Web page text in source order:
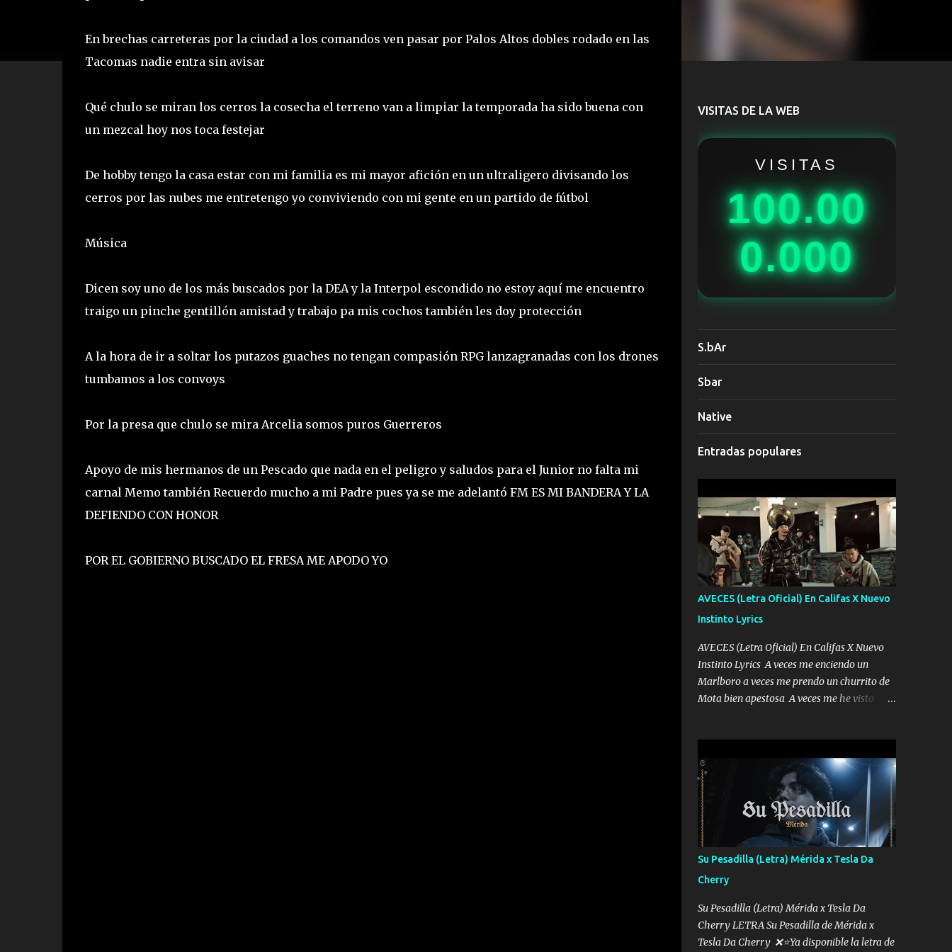
En brechas carreteras por la ciudad a los comandos ven pasar por Palos Altos dobles rodado en las
Tacomas nadie entra sin avisar
Qué chulo se miran los cerros la cosecha el terreno van a limpiar la temporada ha sido buena con
un mezcal hoy nos toca festejar
De hobby tengo la casa estar con mi familia es mi mayor afición en un ultraligero divisando los
cerros por las nubes me entretengo yo conviviendo con mi gente en un partido de fútbol
Música
Dicen soy uno de los más buscados por la DEA y la Interpol escondido no estoy aquí me encuentro
traigo un pinche gentillón amistad y trabajo pa mis cochos también les doy protección
A la hora de ir a soltar los putazos guaches no tengan compasión RPG lanzagranadas con los drones
tumbamos a los convoys
Por la presa que chulo se mira Arcelia somos puros Guerreros
Apoyo de mis hermanos de un Pescado que nada en el peligro y saludos para el Junior no falta mi
carnal Memo también Recuerdo mucho a mi Padre pues ya se me adelantó FM ES MI BANDERA Y LA
DEFIENDO CON HONOR
POR EL GOBIERNO BUSCADO EL FRESA ME APODO YO
VISITAS DE LA WEB
VISITAS
100.00
0.000
S.bAr
Sbar
Native
Entradas populares
AVECES (Letra Oficial) En Califas X Nuevo
Instinto Lyrics
AVECES (Letra Oficial) En Califas X Nuevo
Instinto Lyrics A veces me enciendo un
Marlboro a veces me prendo un churrito de
Mota bien apestosa A veces me he visto
me mandó yo tengo el control a todos yo les
paro el dedo soy hocicon un malcriado un
malandrón Que Les importa no saben nada
falsas las risas las que me miran hay gente
corriente no quieren verte subir de level
trucha mis plebes Música A veces me pongo
un sombrero a veces me ven la cachucha de
lado con la mirada siempre en alto A veces
me fajó una super o a veces me fajó una
Glock siempre armado todas las
generaciones yo traigo El chiste es que hago
Su Pesadilla (Letra) Mérida x Tesla Da
Cherry
Su Pesadilla (Letra) Mérida x Tesla Da
Cherry LETRA Su Pesadilla de Mérida x
Tesla Da Cherry ❌⭐Ya disponible la letra de